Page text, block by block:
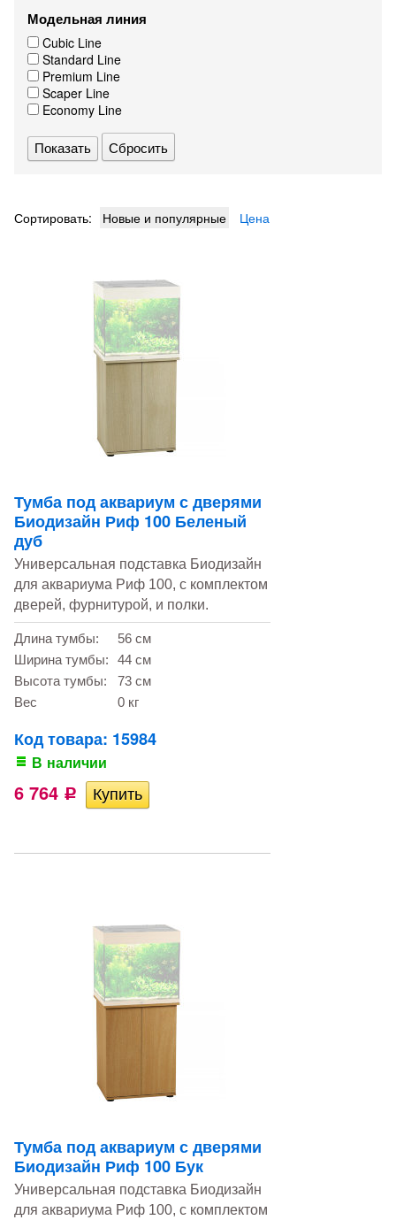
Модельная линия
Cubic Line
Standard Line
Premium Line
Scaper Line
Economy Line
Сбросить
Сортировать: Новые и популярные Цена
Тумба под аквариум с дверями
Биодизайн Риф 100 Беленый
дуб
Универсальная подставка Биодизайн
для аквариума Риф 100, с комплектом
дверей, фурнитурой, и полки.
Длина тумбы:
56 см
Ширина тумбы:
44 см
Высота тумбы:
73 см
Вес
0 кг
Код товара: 15984
В наличии
6 764 Р
Тумба под аквариум с дверями
Биодизайн Риф 100 Бук
Универсальная подставка Биодизайн
для аквариума Риф 100, с комплектом